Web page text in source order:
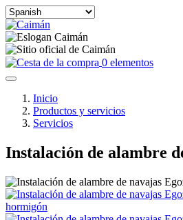
Select
your
language
0 elementos
Inicio
Productos y servicios
Servicios
Instalación de alambre